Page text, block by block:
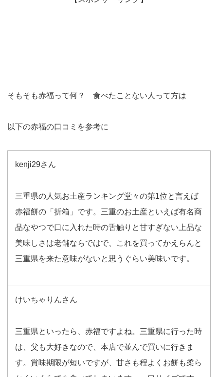
そもそも赤福って何？ 食べたことない人って方は
以下の赤福の口コミを参考に
kenji29さん
三重県の人気お土産ランキング堂々の第1位と言えば
赤福餅の「折箱」です。三重のお土産といえば有名商
品なやつで口に入れた時の舌触りと甘すぎない上品な
美味しさは老舗ならではで、これを買ってかえらんと
三重県を来た意味がないと思うぐらい美味いです。
けいちゃりんさん
三重県といったら、赤福ですよね。三重県に行った時
は、父も大好きなので、本店で並んで買いに行きま
す。賞味期限が短いですが、甘さも程よくお餅も柔ら